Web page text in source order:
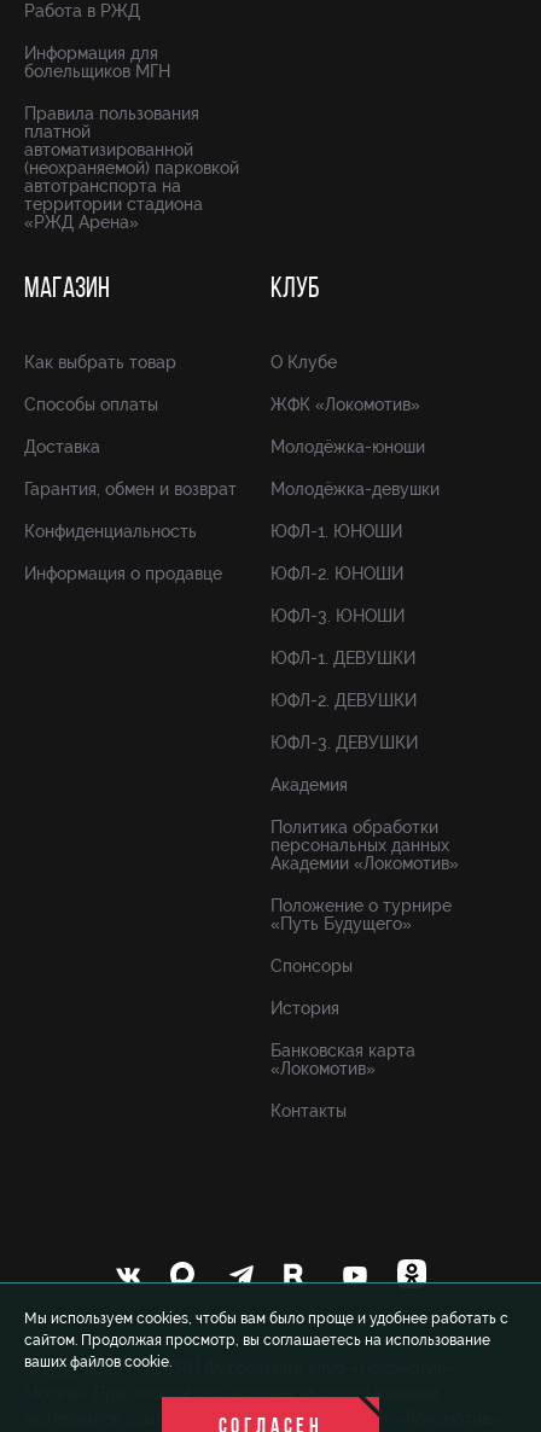
Мы используем cookies, чтобы вам было проще и удобнее работать с
сайтом. Продолжая просмотр, вы соглашаетесь на использование
ваших файлов cookie.
Работа в РЖД
Информация для
болельщиков МГН
Правила пользования
платной
автоматизированной
(неохраняемой) парковкой
автотранспорта на
территории стадиона
«РЖД Арена»
МАГАЗИН
Как выбрать товар
Способы оплаты
Доставка
Гарантия, обмен и возврат
Конфиденциальность
Информация о продавце
КЛУБ
О Клубе
ЖФК «Локомотив»
Молодёжка-юноши
Молодёжка-девушки
ЮФЛ-1. ЮНОШИ
ЮФЛ-2. ЮНОШИ
ЮФЛ-3. ЮНОШИ
ЮФЛ-1. ДЕВУШКИ
ЮФЛ-2. ДЕВУШКИ
ЮФЛ-3. ДЕВУШКИ
Академия
Политика обработки
персональных данных
Академии «Локомотив»
Положение о турнире
«Путь Будущего»
Спонсоры
История
Банковская карта
«Локомотив»
Контакты
© 1999-2026 FCLM.RU Футбольный клуб «Локомотив»
Москва. При полном или частичном использовании
материалов ссылка на официальный сайт ФК «Локомотив»